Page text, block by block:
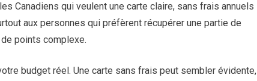
Canadiens qui veulent une carte claire, sans frais annuels
aux personnes qui préfèrent récupérer une partie de
points complexe.
budget réel. Une carte sans frais peut sembler évidente,